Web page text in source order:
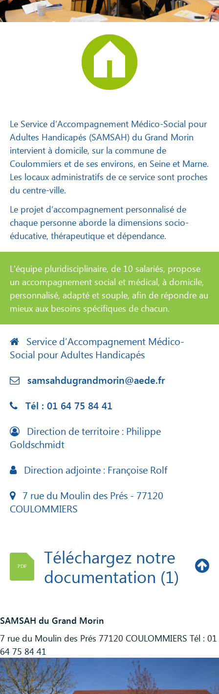
Le Service d’Accompagnement Médico-Social pour
Adultes Handicapés (SAMSAH) du Grand Morin
intervient à domicile, sur la commune de
Coulommiers et de ses environs, en Seine et Marne.
Les locaux administratifs de ce service sont proches
du centre-ville.
Le projet d’accompagnement personnalisé de
chaque personne aborde la dimensions socio-
éducative, thérapeutique et dépendance.
L’équipe pluridisciplinaire, de 10 salariés, propose
un accompagnement social et médical, à domicile,
personnalisé, adapté et souple, afin de répondre au
mieux aux besoins spécifiques de chacun.
Service d’Accompagnement Médico-
Social pour Adultes Handicapés
samsahdugrandmorin@aede.fr
Tél : 01 64 75 84 41
Direction de territoire : Philippe
Goldschmidt
Direction adjointe : Françoise Rolf
7 rue du Moulin des Prés - 77120
COULOMMIERS
PDF
Téléchargez notre
documentation (1)
Demande d'admission
SAMSAH du Grand Morin
7 rue du Moulin des Prés 77120 COULOMMIERS Tél : 01
64 75 84 41